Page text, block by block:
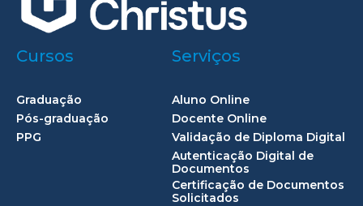
Cursos
Graduação
Pós-graduação
PPG
Serviços
Aluno Online
Docente Online
Validação de Diploma Digital
Autenticação Digital de
Documentos
Certificação de Documentos
Solicitados